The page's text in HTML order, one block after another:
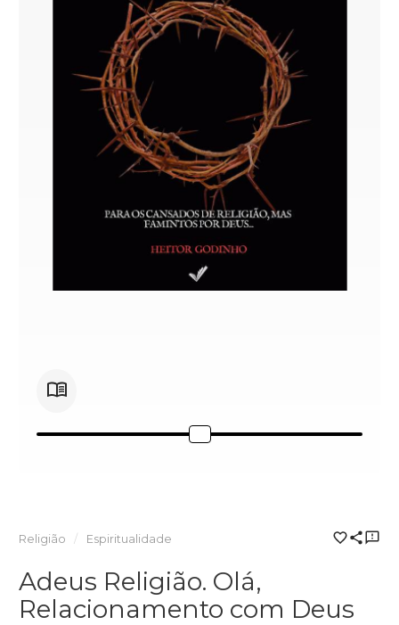
Religião Espiritualidade
Adeus Religião. Olá,
Relacionamento com Deus